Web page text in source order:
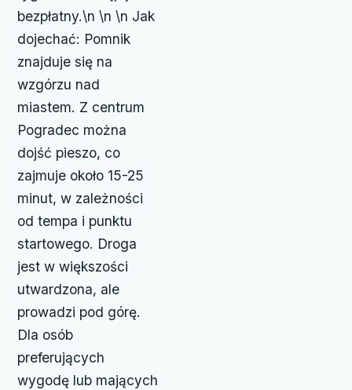
bezpłatny.\n \n \n Jak
dojechać: Pomnik
znajduje się na
wzgórzu nad
miastem. Z centrum
Pogradec można
dojść pieszo, co
zajmuje około 15-25
minut, w zależności
od tempa i punktu
startowego. Droga
jest w większości
utwardzona, ale
prowadzi pod górę.
Dla osób
preferujących
wygodę lub mających